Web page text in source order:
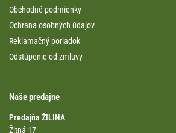
Obchodné podmienky
Ochrana osobných údajov
Reklamačný poriadok
Odstúpenie od zmluvy
Naše predajne
Predajňa ŽILINA
Žitná 17